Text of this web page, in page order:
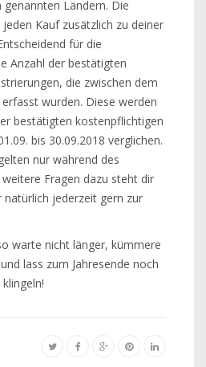
Ländern. Die
Kauf zusätzlich zu deiner
für die
Anzahl der bestätigten
die zwischen dem
wurden. Diese werden
bestätigten kostenpflichtigen
bis 30.09.2018 verglichen.
nur während des
Fragen dazu steht dir
jederzeit gern zur
warte nicht länger, kümmere
lass zum Jahresende noch